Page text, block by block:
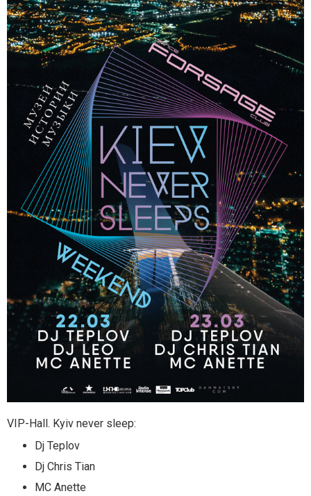
VIP-Hall. Kyiv never sleep:
Dj Teplov
Dj Chris Tian
MC Anette